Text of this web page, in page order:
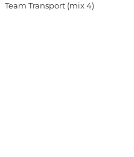
Team Transport (mix 4)